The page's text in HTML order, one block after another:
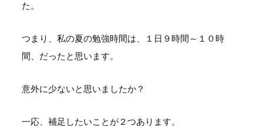
た。
つまり、私の夏の勉強時間は、１日９時間～１０時
間、だったと思います。
意外に少ないと思いましたか？
一応、補足したいことが２つあります。